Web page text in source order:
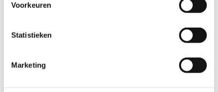
Voorkeuren
Statistieken
Marketing
specifieke wensen en ontwerpeisen.
water en een goede keuze voor het
langdurige kleuren op de te verven
kleur naar uw wensen te sturen.